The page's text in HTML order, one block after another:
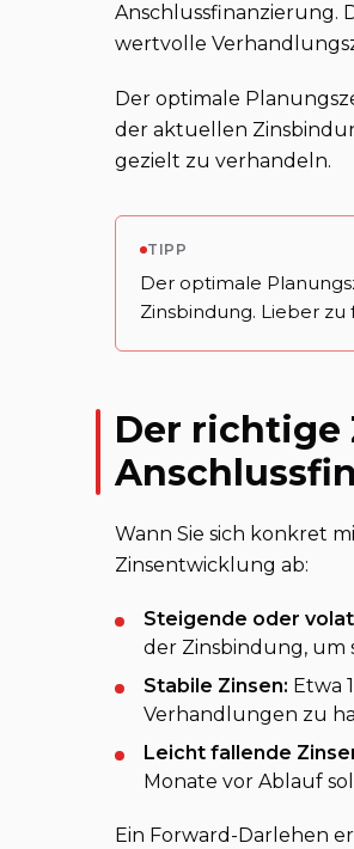
Anschlussfinanzierung.
wertvolle
Der optimale
der aktuellen
gezielt zu verhandeln.
TIPP
Der optimale
Zinsbindung. Lieber zu
Der
Wann Sie sich konkret
Zinsentwicklung ab:
Steigende oder
der Zinsbindung, um
Stabile Zinsen: Etwa
Verhandlungen zu
Leicht fallende
Monate vor Ablauf
Ein Forward-Darlehen